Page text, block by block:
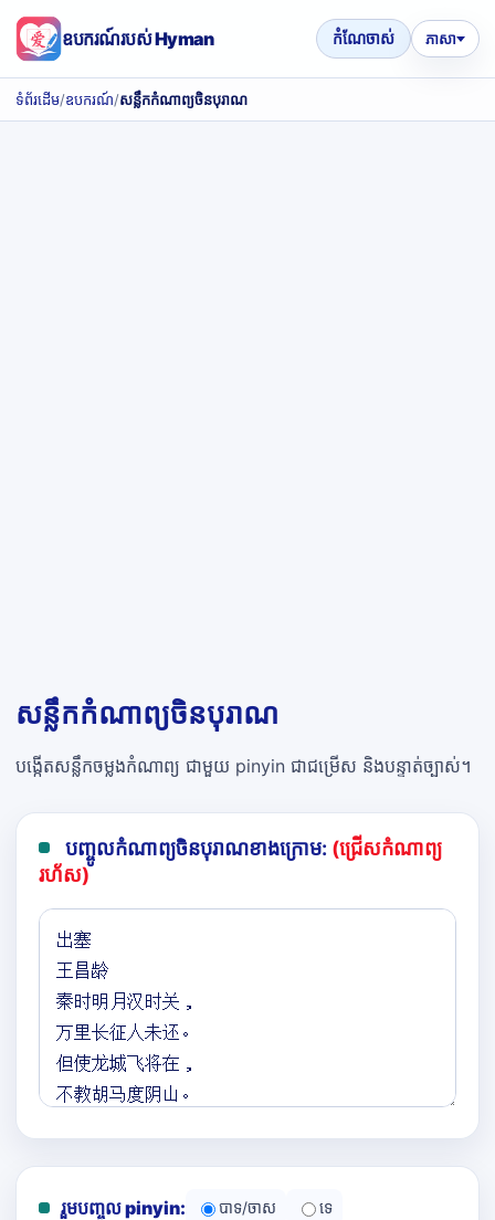
ឧបករណ៍របស់ Hyman កំណែចាស់ ភាសា
ទំព័រដើម/ឧបករណ៍/សន្លឹកកំណាព្យចិនបុរាណ
សន្លឹកកំណាព្យចិនបុរាណ
បង្កើតសន្លឹកចម្លងកំណាព្យ ជាមួយ pinyin ជាជម្រើស និងបន្ទាត់ច្បាស់។
បញ្ចូលកំណាព្យចិនបុរាណខាងក្រោម: (ជ្រើសកំណាព្យ
រហ័ស)
រួមបញ្ចូល pinyin: បាទ/ចាស ទេ